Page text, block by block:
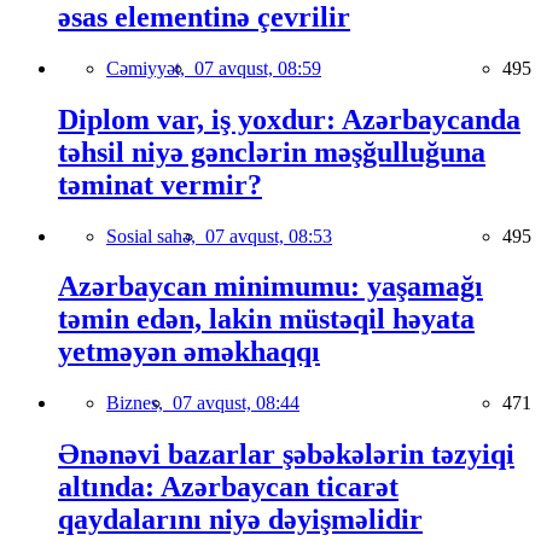
əsas elementinə çevrilir
Cəmiyyət, 07 avqust, 08:59 495
Diplom var, iş yoxdur: Azərbaycanda
təhsil niyə gənclərin məşğulluğuna
təminat vermir?
Sosial sahə, 07 avqust, 08:53 495
Azərbaycan minimumu: yaşamağı
təmin edən, lakin müstəqil həyata
yetməyən əməkhaqqı
Biznes, 07 avqust, 08:44 471
Ənənəvi bazarlar şəbəkələrin təzyiqi
altında: Azərbaycan ticarət
qaydalarını niyə dəyişməlidir